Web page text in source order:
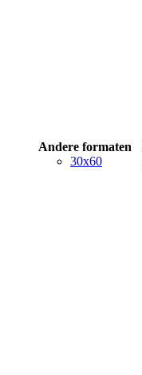
Andere formaten
30x60